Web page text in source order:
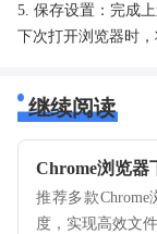
5. 保存设置：完成
下次打开浏览器时，
继续阅读
Chrome浏览器
推荐多款
度，实现高效文件